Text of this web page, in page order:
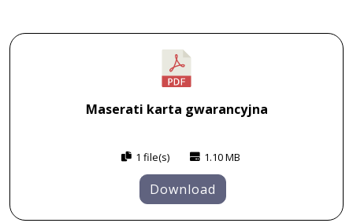
Maserati karta gwarancyjna
1 file(s) 1.10 MB
Download